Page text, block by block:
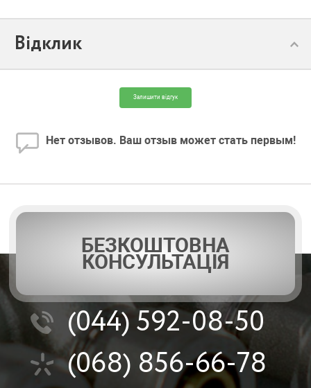
Відклик
Залишити відгук
Нет отзывов. Ваш отзыв может стать первым!
БЕЗКОШТОВНА
КОНСУЛЬТАЦІЯ
(044)592-08-50
(068) 856-66-78